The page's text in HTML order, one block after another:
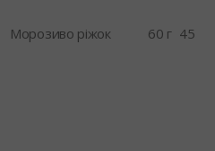
Морозиво ріжок 60 г 45